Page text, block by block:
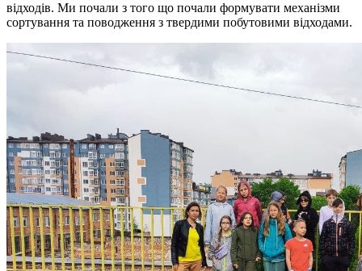
відходів. Ми почали з того що почали формувати механізми
сортування та поводження з твердими побутовими відходами.